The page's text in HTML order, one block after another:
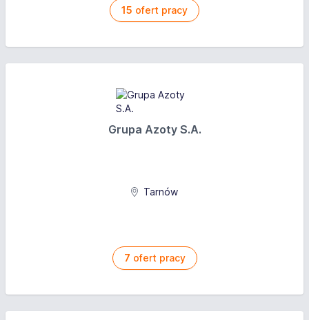
15 ofert pracy
Grupa Azoty S.A.
Tarnów
7 ofert pracy